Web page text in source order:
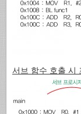
서브 함수 호출 시